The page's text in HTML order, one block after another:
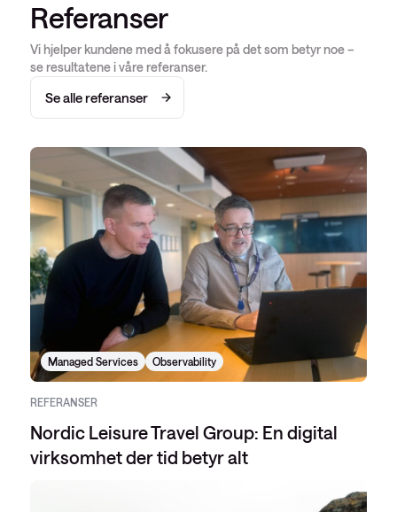
Referanser
Vi hjelper kundene med å fokusere på det som betyr noe –
se resultatene i våre referanser.
Se alle referanser
Managed Services Observability
REFERANSER
Nordic Leisure Travel Group: En digital
virksomhet der tid betyr alt